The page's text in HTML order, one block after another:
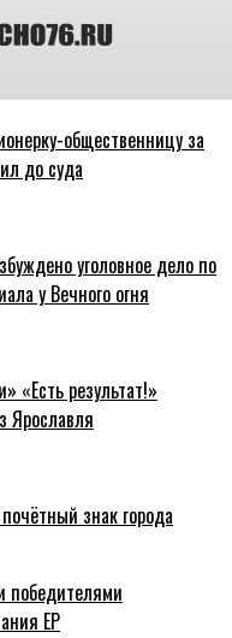
общественницу за
до суда
уголовное дело по
у Вечного огня
«Есть результат!»
Ярославля
знак города
победителями
ЕР